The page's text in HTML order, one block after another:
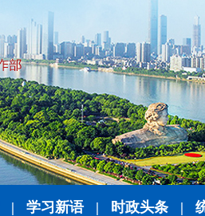
| 学习新语 | 时政头条 |